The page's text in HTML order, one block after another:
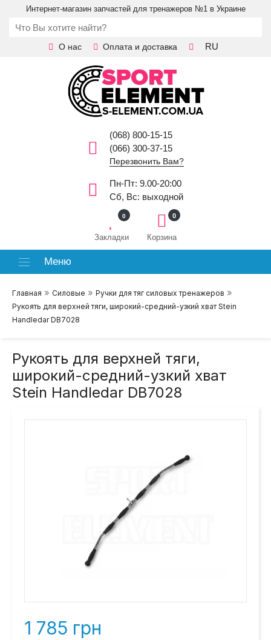
Интернет-магазин запчастей для тренажеров №1 в Украине
О нас Оплата и доставка RU
(068) 800-15-15
(066) 300-37-15
Перезвонить Вам?
Пн-Пт: 9.00-20:00
Сб, Вс: выходной
Закладки
0
Корзина
0
Меню
Главная » Силовые » Ручки для тяг силовых тренажеров »
Рукоять для верхней тяги, широкий-средний-узкий хват Stein
Handledar DB7028
Рукоять для верхней тяги,
широкий-средний-узкий хват
Stein Handledar DB7028
1 785 грн